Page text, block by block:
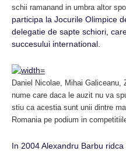
schii ramanand in umbra altor
participa la Jocurile Olimpice
delegatie de sapte schiori,
succesului international.
Daniel Nicolae, Mihai Galiceanu,
nume care daca le auzit nu va
stiu ca acestia sunt unii dintre
Romania pe podium in
In 2004 Alexandru Barbu